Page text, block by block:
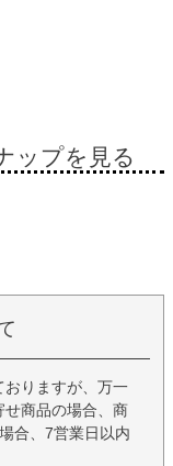
ップを見る
おりますが、万一
せ商品の場合、商
合、7営業日以内